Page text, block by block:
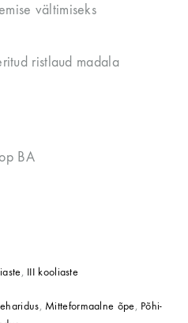
vältimiseks
ristlaud madala
BA
, III kooliaste
, Mitteformaalne õpe, Põhi-